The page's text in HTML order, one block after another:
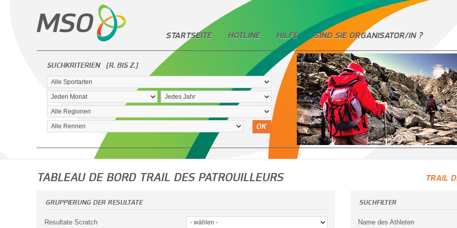
STARTSEITE HOTLINE HILFE SIND SIE ORGANISATOR/IN ?
SUCHKRITERIEN [R. BIS Z.]
OK
TABLEAU DE BORD TRAIL DES PATROUILLEURS TRAIL
GRUPPIERUNG DER RESULTATE
Resultate Scratch
SUCHFILTER
Name des Athleten